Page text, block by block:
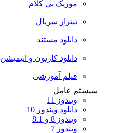
موزیک بی کلام
تیتراژ سریال
دانلود مستند
دانلود کارتون و انیمیشن
فیلم آموزشی
سیستم عامل
ویندوز 11
دانلود ویندوز 10
ویندوز 8 و 8.1
ویندوز 7